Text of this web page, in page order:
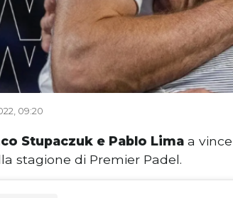
09:20
Stupaczuk e Pablo Lima a
stagione di Premier Padel.